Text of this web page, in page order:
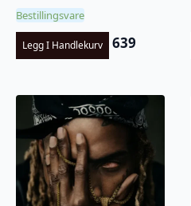
Bestillingsvare
Legg I Handlekurv 639